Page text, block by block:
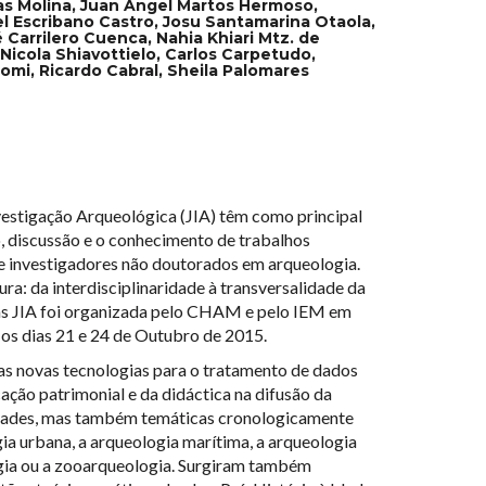
Molina, Juan Ángel Martos Hermoso,
Escribano Castro, Josu Santamarina Otaola,
Carrilero Cuenca, Nahia Khiari Mtz. de
Shiavottielo, Carlos Carpetudo,
Ricardo Cabral, Sheila Palomares
Arqueológica (JIA) têm como principal
e o conhecimento de trabalhos
investigadores não doutorados em arqueologia.
da interdisciplinaridade à transversalidade da
JIA foi organizada pelo CHAM e pelo IEM em
dias 21 e 24 de Outubro de 2015.
novas tecnologias para o tratamento de dados
patrimonial e da didáctica na difusão da
mas também temáticas cronologicamente
urbana, a arqueologia marítima, a arqueologia
ou a zooarqueologia. Surgiram também